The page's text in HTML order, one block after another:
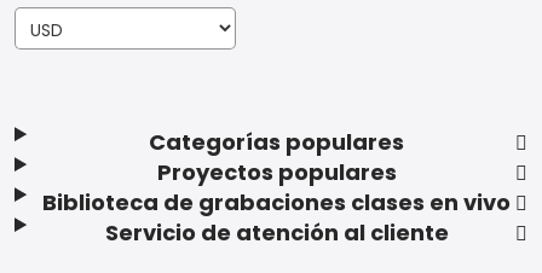
Categorías populares
Proyectos populares
Biblioteca de grabaciones clases en vivo
Servicio de atención al cliente